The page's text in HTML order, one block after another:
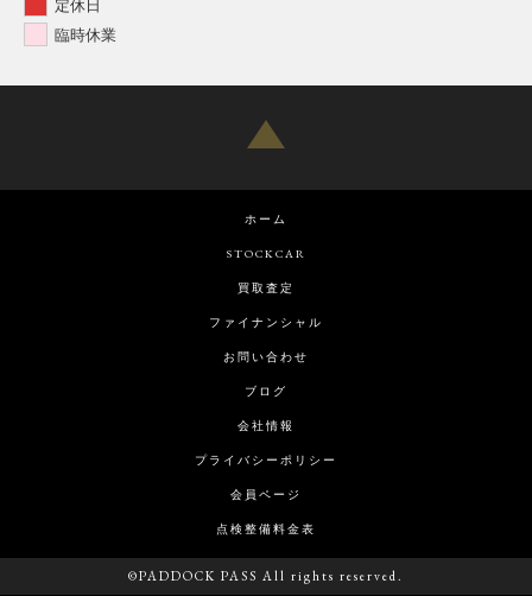
定休日
臨時休業
ホーム
STOCKCAR
買取査定
ファイナンシャル
お問い合わせ
ブログ
会社情報
プライバシーポリシー
会員ページ
点検整備料金表
©PADDOCK PASS All rights reserved.